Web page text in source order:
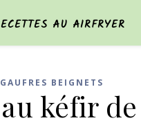
AU AIRFRYER
BEIGNETS
kéfir